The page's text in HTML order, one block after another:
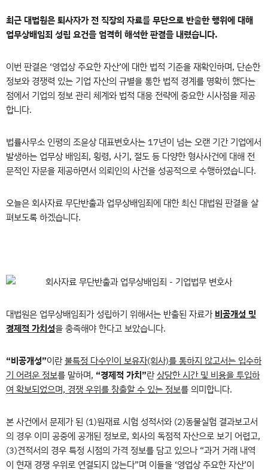
최근 대법원은 퇴사자가 전 직장의 자료를 무단으로 반출한 행위에 대해
업무상배임죄 성립 요건을 엄격히 해석한 판결을 내렸습니다.
이번 판결은 ‘영업상 주요한 자산’에 대한 법적 기준을 재확인하며, 단순한
정보와 경쟁력 있는 기업 자산의 규별을 통한 법적 경계를 명확히 했다는
점에서 기업의 정보 관리 체계와 법적 대응 전략에 중요한 시사점을 제공
합니다.
법률사무소 인평의 조윤상 대표변호사는 17년이 넘는 오랜 기간 기업에서
발생하는 업무상 배임죄, 횡령, 사기, 절도 등 다양한 형사사건에 대해 전
문적인 자문을 제공하면서 의뢰인의 사건을 성공적으로 수행하였습니다.
오늘은 회사자료 무단반출과 업무상배임죄에 대한 최신 대법원 판결을 살
펴보도록 하겠습니다.
대법원은 업무상배임죄가 성립하기 위해서는 반출된 자료가비공개성 및
경제적 가치성을 충족해야 한다고 보았습니다.
“비공개성”이란불특정 다수인이 보유자(회사)를 통하지 않고서는 입수하
기 어려운 정보를 말하며, “경제적 가치”란상당한 시간 및 비용을 투입하
여 확보되었으며, 경쟁 우위를 창출할 수 있는 정보를 의미합니다.
본 사건에서 문제가 된 (1)원재료 시험 성적서와 (2)동물실험 결과보고서
의 경우 이미 공중에 공개된 정보로, 회사의 독점적 자산으로 보기 어렵고,
(3)견적서의 경우 특정 시점의 가격 정보를 담고 있으나 “과거 거래 내역
이 현재 경쟁 우위로 연결되지 않는다”며 이들을 ‘영업상 주요한 자산’이